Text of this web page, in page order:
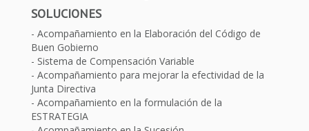
SOLUCIONES
Acompañamiento en la Elaboración del Código de
Buen Gobierno
Sistema de Compensación Variable
Acompañamiento para mejorar la efectividad de la
Junta Directiva
Acompañamiento en la formulación de la
ESTRATEGIA